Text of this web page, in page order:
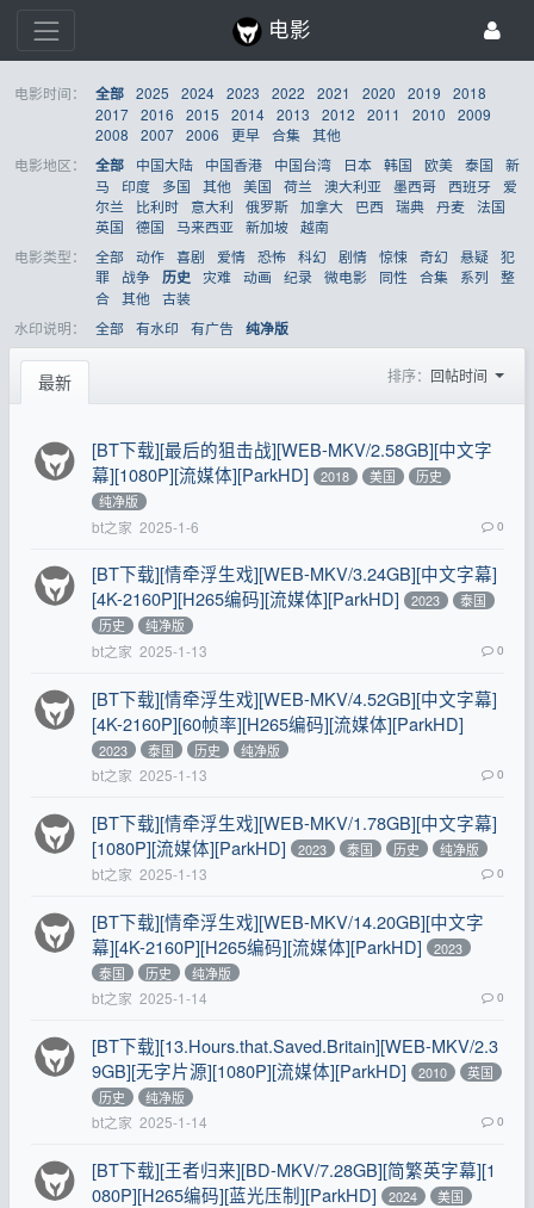
电影
电影时间： 全部 2025 2024 2023 2022 2021 2020 2019
2018
2017 2016 2015 2014 2013 2012 2011 2010
2009
2008
2007 2006 更早 合集 其他
电影地区：
全部 中国大陆 中国香港 中国台湾 日本 韩国 欧美 泰国
新
马
印度 多国 其他 美国 荷兰 澳大利亚 墨西哥 西班牙
爱
尔兰
比利时 意大利 俄罗斯 加拿大 巴西 瑞典 丹麦 法国
英国
德国 马来西亚 新加坡 越南
电影类型：
全部 动作 喜剧 爱情 恐怖 科幻 剧情 惊悚 奇幻 悬疑 犯
罪
战争 历史 灾难 动画 纪录 微电影 同性 合集 系列
整
合 其他 古装
水印说明：
全部 有水印 有广告 纯净版
最新 排序： 回帖时间
[BT下载][最后的狙击战][WEB-MKV/2.58GB][中文字
幕][1080P][流媒体][ParkHD]
2018 美国
历史
纯净版
bt之家 2025-1-6 0
[BT下载][情牵浮生戏][WEB-MKV/3.24GB][中文字幕]
[4K-2160P][H265编码][流媒体][ParkHD]
2023
泰国
历史
纯净版
bt之家 2025-1-13 0
[BT下载][情牵浮生戏][WEB-MKV/4.52GB][中文字幕]
[4K-2160P][60帧率][H265编码][流媒体][ParkHD]
2023 泰国 历史 纯净版
bt之家 2025-1-13 0
[BT下载][情牵浮生戏][WEB-MKV/1.78GB][中文字幕]
[1080P][流媒体][ParkHD]
2023 泰国 历史 纯净版
bt之家 2025-1-13 0
[BT下载][情牵浮生戏][WEB-MKV/14.20GB][中文字
幕][4K-2160P][H265编码][流媒体][ParkHD]
2023
泰国
历史 纯净版
bt之家 2025-1-14 0
[BT下载][13.Hours.that.Saved.Britain][WEB-MKV/2.3
9GB][无字片源][1080P][流媒体][ParkHD]
2010
英国
历史
纯净版
bt之家 2025-1-14 0
[BT下载][王者归来][BD-MKV/7.28GB][简繁英字幕][1
080P][H265编码][蓝光压制][ParkHD]
2024
美国